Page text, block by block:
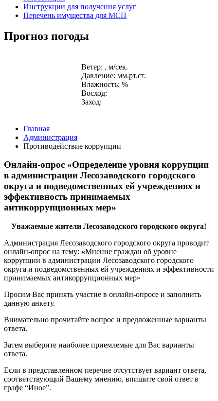
Инструкции для получения услуг
Перечень имущества для МСП
Прогноз погоды
Ветер: , м/сек.
Давление: мм.рт.ст.
Влажность: %
Восход:
Заход:
Главная
Администрация
Противодействие коррупции
Онлайн-опрос «Определение уровня коррупции
в администрации Лесозаводского городского
округа и подведомственных ей учреждениях и
эффективность принимаемых
антикоррупционных мер»
Уважаемые жители Лесозаводского городского округа!
Администрация Лесозаводского городского округа проводит
онлайн-опрос на тему: «Мнение граждан об уровне
коррупции в администрации Лесозаводского городского
округа и подведомственных ей учреждениях и эффективности
принимаемых антикоррупционных мер»
Просим Вас принять участие в онлайн-опросе и заполнить
данную анкету.
Внимательно прочитайте вопрос и предложенные варианты
ответа.
Затем выберите наиболее приемлемые для Вас варианты
ответа.
Если в представленном перечне отсутствует вариант ответа,
соответствующий Вашему мнению, впишите свой ответ в
графе “Иное”.